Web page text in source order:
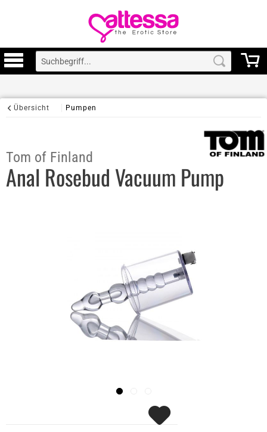
Übersicht Pumpen
Tom of Finland
Anal Rosebud Vacuum Pump